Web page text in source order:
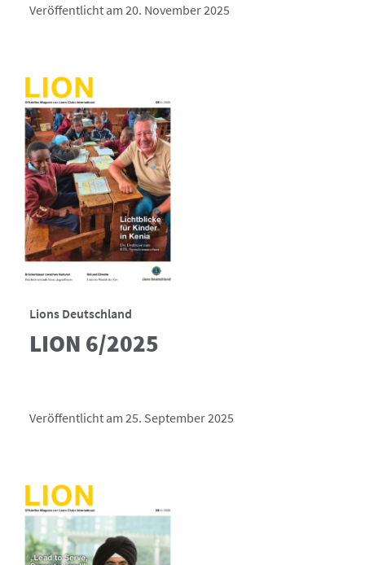
Veröffentlicht am 20. November 2025
Lions Deutschland
LION 6/2025
Veröffentlicht am 25. September 2025